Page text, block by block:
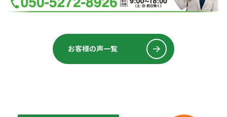
お客様の声一覧